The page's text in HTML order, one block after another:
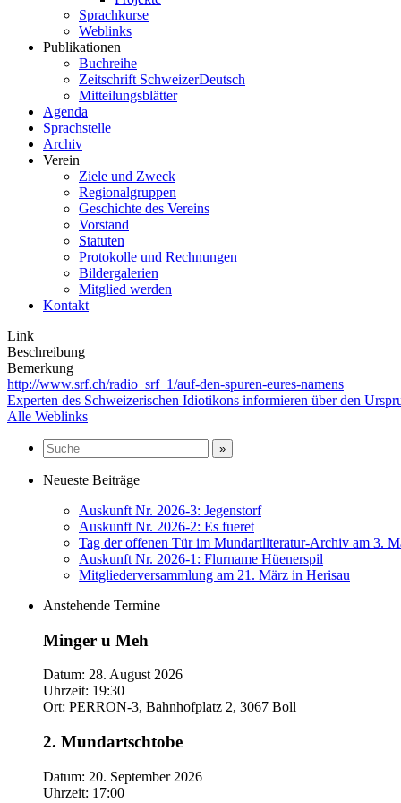
Sprachkurse
Weblinks
Publikationen
Buchreihe
Zeitschrift SchweizerDeutsch
Mitteilungsblätter
Agenda
Sprachstelle
Archiv
Verein
Ziele und Zweck
Regionalgruppen
Geschichte des Vereins
Vorstand
Statuten
Protokolle und Rechnungen
Bildergalerien
Mitglied werden
Kontakt
Link
Beschreibung
Bemerkung
http://www.srf.ch/radio_srf_1/auf-den-spuren-eures-namens
Experten des Schweizerischen Idiotikons informieren über den
Alle Weblinks
Neueste Beiträge
Auskunft Nr. 2026-3: Jegenstorf
Auskunft Nr. 2026-2: Es fueret
Tag der offenen Tür im Mundartliteratur-Archiv am 3.
Auskunft Nr. 2026-1: Flurname Hüenerspil
Mitgliederversammlung am 21. März in Herisau
Anstehende Termine
Minger u Meh
Datum: 28. August 2026
Uhrzeit: 19:30
Ort: PERRON-3, Bahnhofplatz 2, 3067 Boll
2. Mundartschtobe
Datum: 20. September 2026
Uhrzeit: 17:00